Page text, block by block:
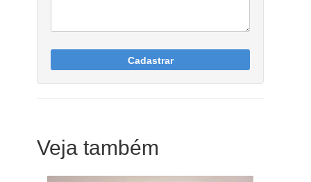
Cadastrar
Veja também